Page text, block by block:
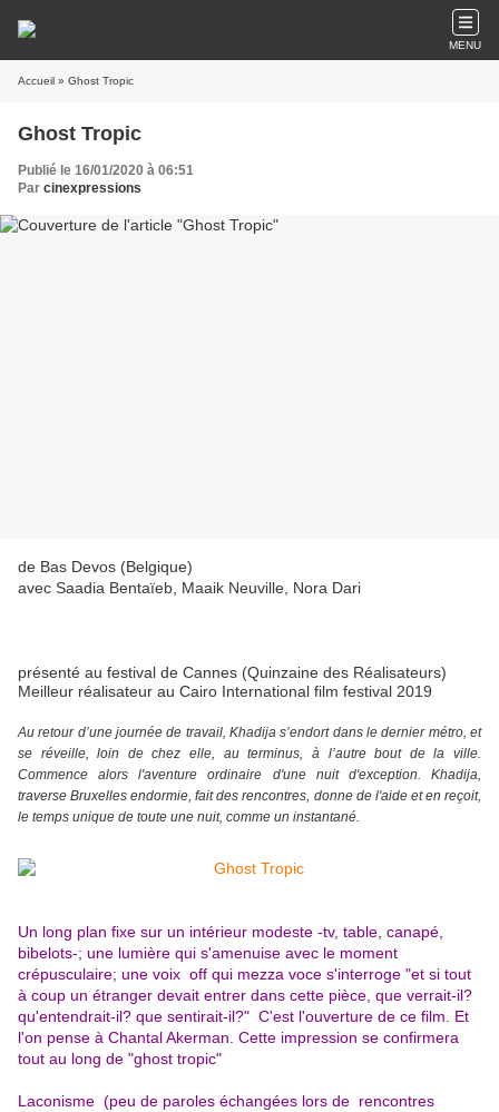
MENU
Accueil » Ghost Tropic
Ghost Tropic
Publié le 16/01/2020 à 06:51
Par cinexpressions
de Bas Devos (Belgique)
avec Saadia Bentaïeb, Maaik Neuville, Nora Dari
présenté au festival de Cannes (Quinzaine des Réalisateurs)
Meilleur réalisateur au Cairo International film festival 2019
Au retour d’une journée de travail, Khadija s’endort dans le dernier métro, et
se réveille, loin de chez elle, au terminus, à l’autre bout de la ville.
Commence alors l'aventure ordinaire d'une nuit d'exception. Khadija,
traverse Bruxelles endormie, fait des rencontres, donne de l'aide et en reçoit,
le temps unique de toute une nuit, comme un instantané.
Un long plan fixe sur un intérieur modeste -tv, table, canapé,
bibelots-; une lumière qui s'amenuise avec le moment
crépusculaire; une voix off qui mezza voce s'interroge "et si tout
à coup un étranger devait entrer dans cette pièce, que verrait-il?
qu'entendrait-il? que sentirait-il?" C'est l'ouverture de ce film. Et
l'on pense à Chantal Akerman. Cette impression se confirmera
tout au long de "ghost tropic"
Laconisme (peu de paroles échangées lors de rencontres